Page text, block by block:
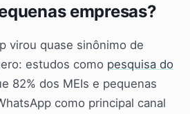
empresas?
virou quase sinônimo de
estudos como pesquisa do
82% dos MEIs e pequenas
como principal canal